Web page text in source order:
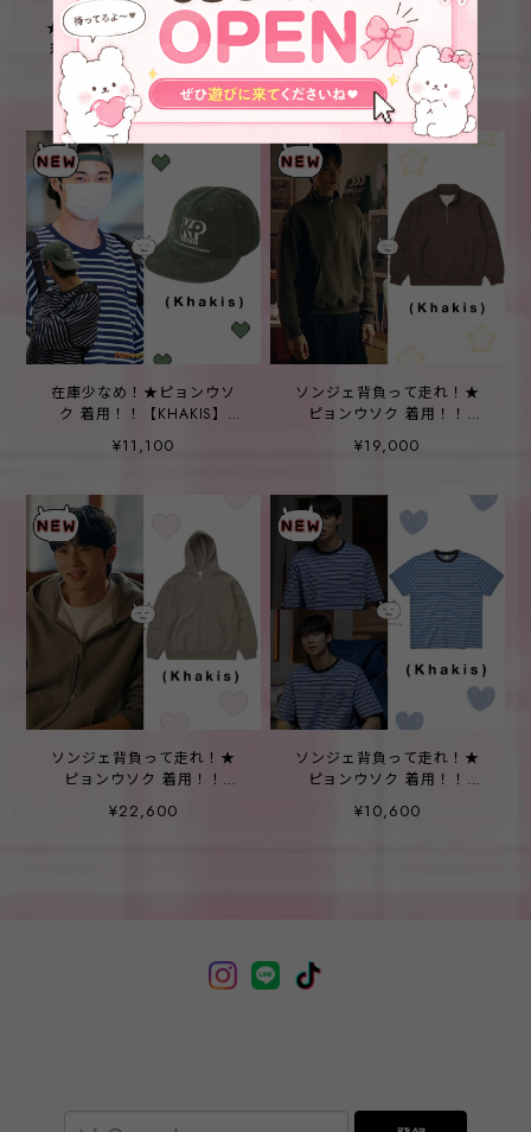
★LE SSERAFIM チェウォン
着用！！【KHAKIS】Creek
5P Cap brown
¥9,800
★ASTRO チャウヌ 着
用！！【KHAKIS】Heather
Half Zip Pullover Blue
¥13,600
在庫少なめ！★ピョンウソ
ク 着用！！【KHAKIS】
Creek 5P Cap Dusty Green
¥11,100
ソンジェ背負って走れ！★
ピョンウソク 着用！！
【KHAKIS】HALF ZIP
POCKET PULLOVER
¥19,000
ソンジェ背負って走れ！★
ピョンウソク 着用！！
【KHAKIS】FULL ZIP
POCKET HOODIE SAGE
¥22,600
ソンジェ背負って走れ！★
ピョンウソク 着用！！
【KHAKIS】BORDER S/S
TEE BLUE
¥10,600